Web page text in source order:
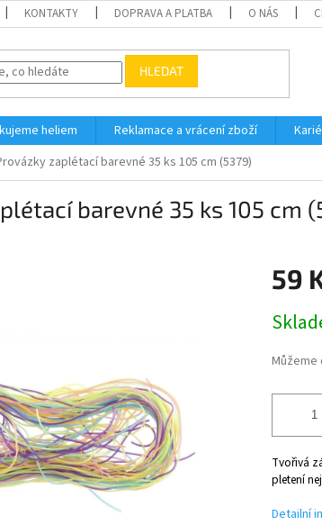
KONTAKTY DOPRAVA A PLATBA O NÁS
HLEDAT
heliem Reklamace a vrácení zboží
zaplétací barevné 35 ks 105 cm (5379)
barevné 35 ks 105 cm
59
cena:
Můžeme
Tvořivá
pletení
Detailní